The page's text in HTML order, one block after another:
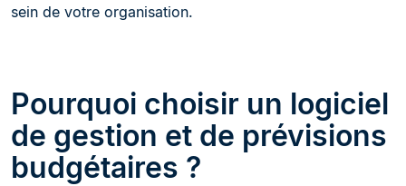
sein de votre organisation.
Pourquoi choisir un logiciel
de gestion et de prévisions
budgétaires ?